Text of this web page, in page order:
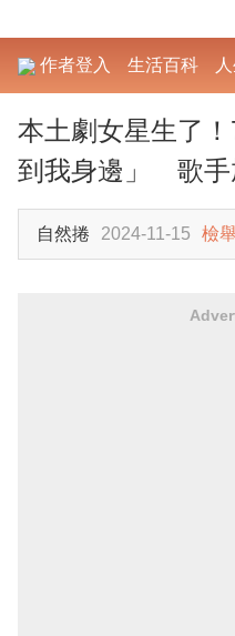
作者登入 生活百科
本土劇女星生了
到我身邊」 歌手
自然捲 2024-11-15 檢舉